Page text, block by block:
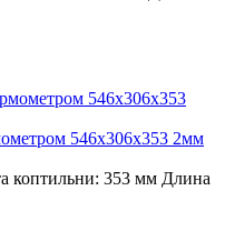
546х306х353 2мм
коптильни: 353 мм Длина